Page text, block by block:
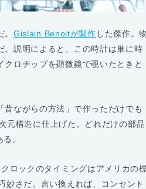
Gislain Benoitが製作 した傑作。物
説明によると、この時計は単に時
ロチップを顕微鏡で覗いたときと
ながらの方法」で作っただけでも
元構造に仕上げた。どれだけの部品
。
ロックのタイミングはアメリカの
さだ。言い換えれば、コンセント